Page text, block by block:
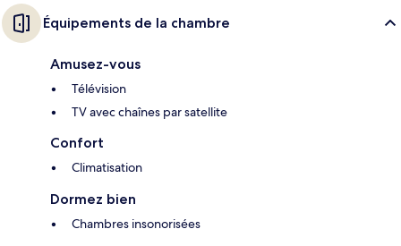
Équipements de la chambre
Amusez-vous
Télévision
TV avec chaînes par satellite
Confort
Climatisation
Dormez bien
Chambres insonorisées